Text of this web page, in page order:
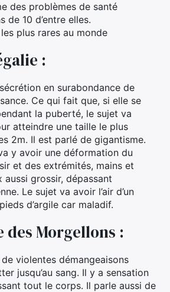
des problèmes de santé
de 10 d’entre elles.
plus rares au monde
:
en surabondance de
Ce qui fait que, si elle se
la puberté, le sujet va
atteindre une taille le plus
2m. Il est parlé de gigantisme.
y avoir une déformation du
et des extrémités, mains et
aussi grossir, dépassant
Le sujet va avoir l’air d’un
d’argile car maladif.
des Morgellons :
violentes démangeaisons
jusqu’au sang. Il y a sensation
tout le corps. Il parle aussi de